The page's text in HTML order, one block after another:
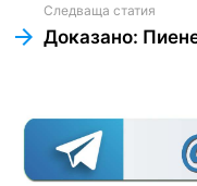
Следваща статия
Доказано: